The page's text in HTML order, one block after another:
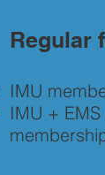
Regular
IMU
IMU +